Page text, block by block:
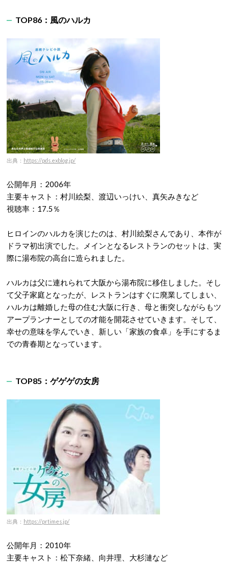
TOP86：風のハルカ
出典： https://pds.exblog.jp/
公開年月：2006年
主要キャスト：村川絵梨、渡辺いっけい、真矢みきなど
視聴率：17.5％
ヒロインのハルカを演じたのは、村川絵梨さんであり、本作が
ドラマ初出演でした。メインとなるレストランのセットは、実
際に湯布院の高台に造られました。
ハルカは父に連れられて大阪から湯布院に移住しました。そし
て父子家庭となったが、レストランはすぐに廃業してしまい、
ハルカは離婚した母の住む大阪に行き、母と衝突しながらもツ
アープランナーとしての才能を開花させていきます。そして、
幸せの意味を学んでいき、新しい「家族の食卓」を手にするま
での青春期となっています。
TOP85：ゲゲゲの女房
出典： https://prtimes.jp/
公開年月：2010年
主要キャスト：松下奈緒、向井理、大杉漣など